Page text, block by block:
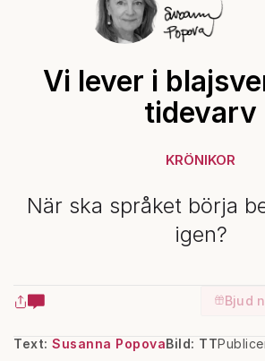
Vi lever i
tidevarv
KRÖNIKOR
När ska språket börja
igen?
Bjud
Text: Susanna PopovaBild: TT